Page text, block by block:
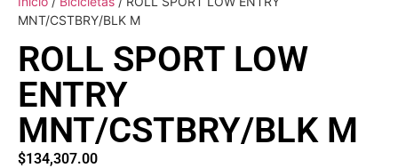
MNT/CSTBRY/BLK M
ROLL SPORT LOW
ENTRY
MNT/CSTBRY/BLK M
$134,307.00